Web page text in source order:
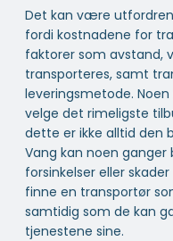
Det kan være
fordi kostnadene for
faktorer som avstand,
transporteres, samt
leveringsmetode.
velge det rimeligste
dette er ikke alltid den
Vang kan noen
forsinkelser eller
finne en transportør
samtidig som de kan
tjenestene sine.